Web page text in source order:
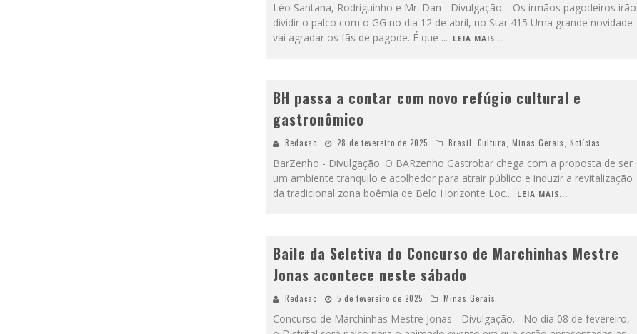
Léo Santana, Rodriguinho e Mr. Dan - Divulgação. Os irmãos pagodeiros irão
dividir o palco com o GG no dia 12 de abril, no Star 415 Uma grande novidade
vai agradar os fãs de pagode. É que ... LEIA MAIS...
BH passa a contar com novo refúgio cultural e
gastronômico
Redacao 28 de fevereiro de 2025 Brasil Cultura Minas Gerais Notícias
BarZenho - Divulgação. O BARzenho Gastrobar chega com a proposta de ser
um ambiente tranquilo e acolhedor para atrair público e induzir a revitalização
da tradicional zona boêmia de Belo Horizonte Loc... LEIA MAIS...
Baile da Seletiva do Concurso de Marchinhas Mestre
Jonas acontece neste sábado
Redacao 5 de fevereiro de 2025 Minas Gerais
Concurso de Marchinhas Mestre Jonas - Divulgação. No dia 08 de fevereiro,